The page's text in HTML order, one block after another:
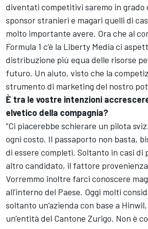
diventati competitivi saremo in
sponsor stranieri e magari quelli di
molto importante avere. Ora che al
Formula 1 c’è la Liberty Media ci
distribuzione più equa delle risorse
futuro. Un aiuto, visto che la
strumento di marketing del nostro
È tra le vostre intenzioni
elvetico della compagnia?
“Ci piacerebbe schierare un pilota
ogni costo. Il passaporto non basta,
di essere completi. Soltanto in casi di
altro candidato, il fattore
Vorremmo inoltre farci conoscere
all’interno del Paese. Oggi molti
soltanto un’azienda con base a
un’entità del Cantone Zurigo. Non è